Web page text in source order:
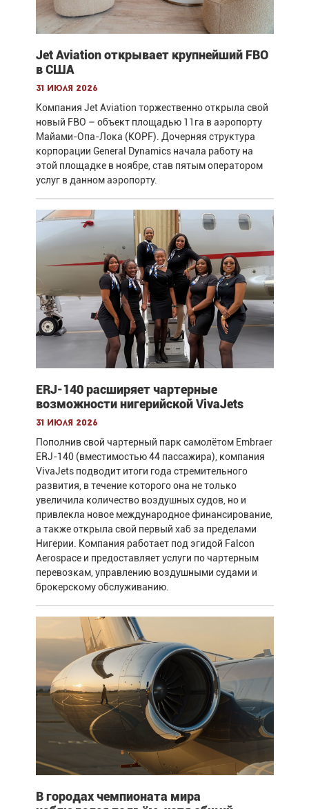
Jet Aviation открывает крупнейший FBO
в США
31 июля 2026
Компания Jet Aviation торжественно открыла свой
новый FBO – объект площадью 11га в аэропорту
Майами-Опа-Лока (KOPF). Дочерняя структура
корпорации General Dynamics начала работу на
этой площадке в ноябре, став пятым оператором
услуг в данном аэропорту.
ERJ-140 расширяет чартерные
возможности нигерийской VivaJets
31 июля 2026
Пополнив свой чартерный парк самолётом Embraer
ERJ-140 (вместимостью 44 пассажира), компания
VivaJets подводит итоги года стремительного
развития, в течение которого она не только
увеличила количество воздушных судов, но и
привлекла новое международное финансирование,
а также открыла свой первый хаб за пределами
Нигерии. Компания работает под эгидой Falcon
Aerospace и предоставляет услуги по чартерным
перевозкам, управлению воздушными судами и
брокерскому обслуживанию.
В городах чемпионата мира